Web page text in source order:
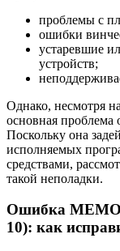
проблемы с
ошибки
устаревшие
устройств;
Однако, несмотря
основная проблема
Поскольку она
исполняемых
средствами,
такой неполадки.
Ошибка
10): как